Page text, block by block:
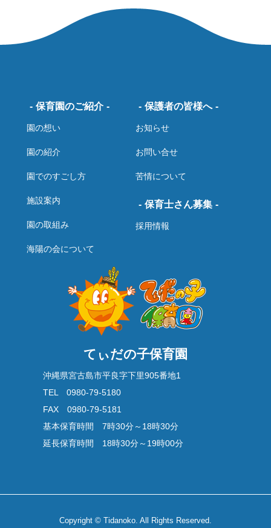
保育園のご紹介
園の想い
園の紹介
園でのすごし方
施設案内
園の取組み
海陽の会について
保護者の皆様へ
お知らせ
お問い合せ
苦情について
保育士さん募集
採用情報
てぃだの子保育園
沖縄県宮古島市平良字下里905番地1
TEL 0980-79-5180
FAX 0980-79-5181
基本保育時間 7時30分～18時30分
延長保育時間 18時30分～19時00分
Copyright © Tidanoko. All Rights Reserved.